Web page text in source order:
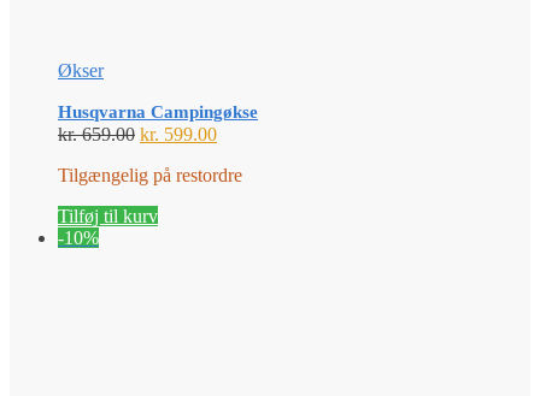
Økser
Husqvarna Campingøkse
kr.659.00 Den
pris
kr. 659.00.
kr. 599.00Den
pris
Tilgængelig på restordre
Tilføj til kurv
-10%